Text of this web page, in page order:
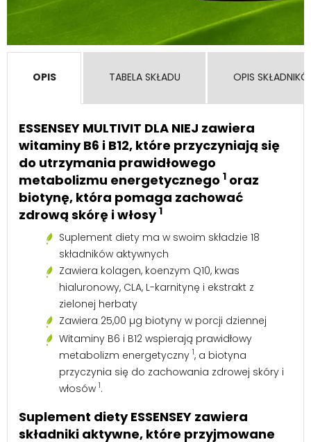
OPIS TABELA SKŁADU OPIS
ESSENSEY MULTIVIT DLA NIEJ zawiera
witaminy B6 i B12, które przyczyniają się
do utrzymania prawidłowego
metabolizmu energetycznego 1 oraz
biotynę, która pomaga zachować
zdrową skórę i włosy1
Suplement diety ma w swoim składzie 18
składników aktywnych
Zawiera kolagen, koenzym Q10, kwas
hialuronowy, CLA, L-karnitynę i ekstrakt z
zielonej herbaty
Zawiera 25,00 µg biotyny w porcji dziennej
Witaminy B6 i B12 wspierają prawidłowy
metabolizm energetyczny 1, a biotyna
przyczynia się do zachowania zdrowej skóry i
włosów 1.
Suplement diety ESSENSEY zawiera
składniki aktywne, które przyjmowane